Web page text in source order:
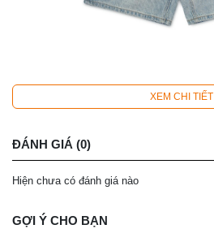
XEM CHI TIẾT
ĐÁNH GIÁ (0)
Hiện chưa có đánh giá nào
GỢI Ý CHO BẠN